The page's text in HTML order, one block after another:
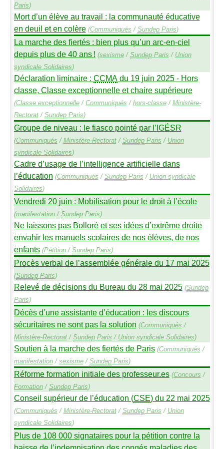
Paris)
Mort d’un élève au travail : la communauté éducative
en deuil et en colère (Communiqués / SundepParis)
La marche des fiertés : bien plus qu’un arc-en-ciel
depuis plus de 40 ans ! (sexisme/ SundepParis / Union
syndicale Solidaires)
Déclaration liminaire : CCMAdu 19 juin 2025 - Hors
classe, Classe exceptionnelle et chaire supérieure
(Classe exceptionnelle/ Communiqués / hors-classe/ Ministère-
Rectorat/ SundepParis)
Groupe de niveau : le fiasco pointé par l’IGÉSR
(Communiqués / Ministère-Rectorat/ SundepParis / Union
syndicale Solidaires)
Cadre d’usage de l’intelligence artificielle dans
l’éducation (Communiqués / SundepParis / Union syndicale
Solidaires)
Vendredi 20 juin : Mobilisation pour le droit à l’école
(manifestation/ SundepParis)
Ne laissons pas Bolloré et ses idées d’extrême droite
envahir les manuels scolaires de nos élèves, de nos
enfants (Pétition/ SundepParis)
Procès verbal de l’assemblée générale du 17 mai 2025
(SundepParis)
Relevé de décisions du Bureau du 28 mai 2025 (Sundep
Paris)
Décès d’une assistante d’éducation : les discours
sécuritaires ne sont pas la solution (Communiqués /
Ministère-Rectorat/ SundepParis / Union syndicale Solidaires)
Soutien à la marche des fiertés de Paris (Communiqués /
manifestation/ sexisme/ SundepParis)
Réforme formation initiale des professeur.es (Concours /
Formation/ SundepParis)
Conseil supérieur de l’éducation (CSE) du 22 mai 2025
(Communiqués / Ministère-Rectorat/ SundepParis / Union
syndicale Solidaires)
Plus de 108 000 signataires pour la pétition contre la